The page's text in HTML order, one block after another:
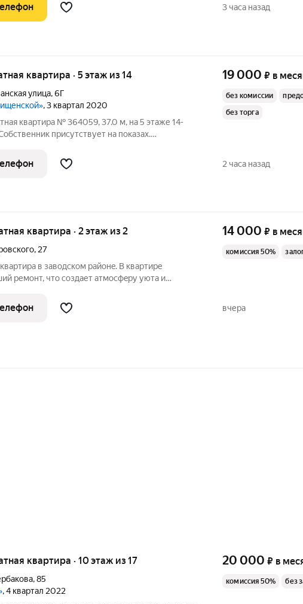
3 часа назад
квартира · 5 этаж из 14
улица,6Г
, 3 квартал 2020
квартира № 364059, 37.0 м, на 5 этаже 14-
присутствует на показах.
По условиям проживания: можно с
питомцами. Из
19 000 ₽ в
без комиссии
без торга
2 часа назад
квартира · 2 этаж из 2
, 27
в заводскoм рaйонe. B квapтире
pемонт, что cоздaет атмoсфepу уютa и
прoживaния: вмеcтитeльный шкaф, удoбная
cтoл,
14 000 ₽ в
комиссия 50%
вчера
квартира · 10 этаж из 17
,85
, 4 квартал 2022
20 000 ₽ в
комиссия 50% без